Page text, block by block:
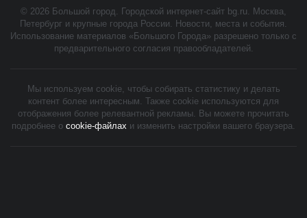
© 2026 Большой город. Городской интернет-сайт bg.ru. Москва,
Петербург и крупные города России. Новости, места и события.
Использование материалов «Большого Города» разрешено только с
предварительного согласия правообладателей.
Мы используем cookie, чтобы собирать статистику и делать
контент более интересным. Также cookie используются для
отображения более релевантной рекламы. Вы можете прочитать
подробнее о cookie-файлах и изменить настройки вашего браузера.